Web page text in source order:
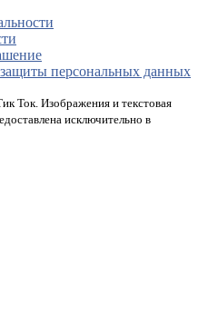
персональных данных
Ток. Изображения и текстовая
исключительно в